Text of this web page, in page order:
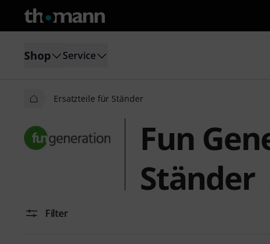
Shop Service
Ersatzteile für Ständer
Fun
Ständer
Filter